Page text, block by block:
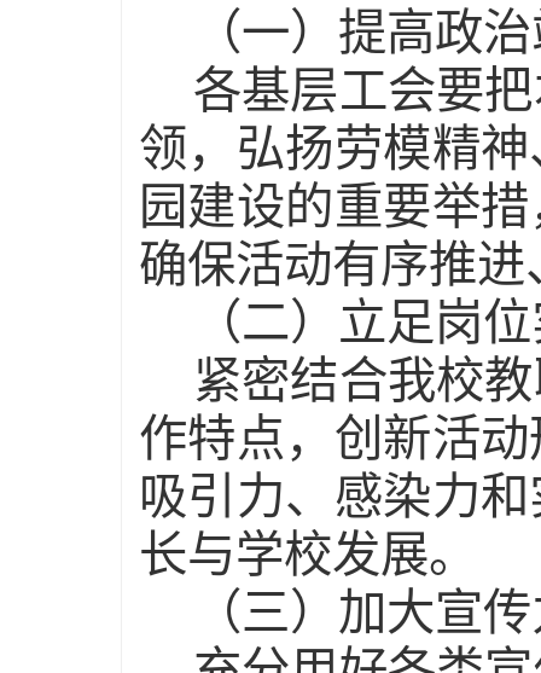
（一）提高政
各基层工会要
领，弘扬劳模精
园建设的重要举
确保活动有序推
（二）立足岗
紧密结合我校
作特点，创新活
吸引力、感染力
长与学校发展。
（三）加大宣